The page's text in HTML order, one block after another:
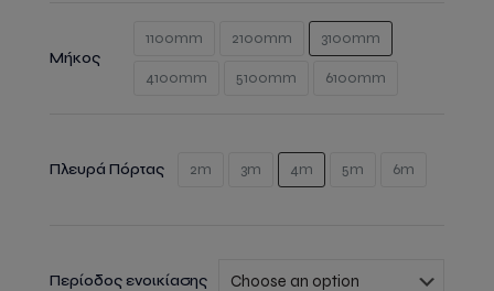
Μήκος
1100mm 2100mm 3100mm
4100mm 5100mm 6100mm
Πλευρά Πόρτας 2m 3m 4m 5m 6m
Περίοδος ενοικίασης